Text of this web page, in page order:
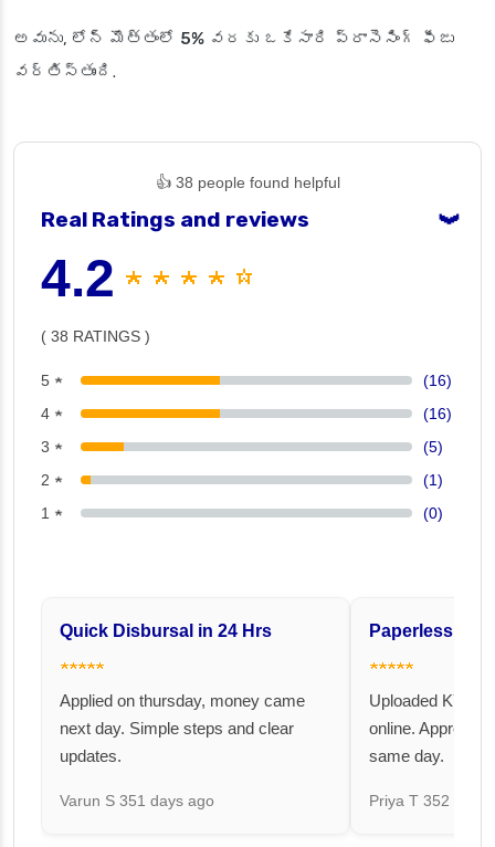
అవును, లోన్ మొత్తంలో 5% వరకు ఒకేసారి ప్రాసెసింగ్ ఫీజు
వర్తిస్తుంది.
👍 38 people found helpful
Real Ratings and reviews ❯
4.2 ★ ★ ★ ★ ☆
( 38 RATINGS )
5 ★
(16)
4 ★
(16)
3 ★
(5)
2 ★
(1)
1 ★
(0)
Quick Disbursal in 24 Hrs
★★★★★
Applied on thursday, money came
next day. Simple steps and clear
updates.
Varun S 351 days ago
Paperless and
★★★★★
Uploaded KYC
online. Approval
same day.
Priya T 352 days